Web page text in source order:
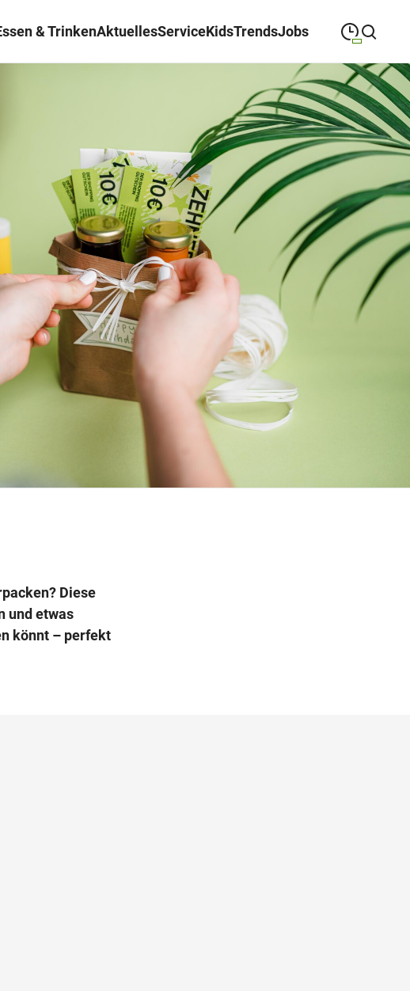
& TrinkenAktuellesServiceKidsTrendsJobs
09:00—19:00
Dienstag
DIENSTAG 09:00—19:00
Mittwoch
MITTWOCH 09:00
Donnerstag
DONNERSTAG 09:00—19:00
Freitag
FREITAG 09:00—19:00
Samstag
SAMSTAG 09:00 18:00
Sonderöffnungszeiten
Diese
und etwas
könnt – perfekt